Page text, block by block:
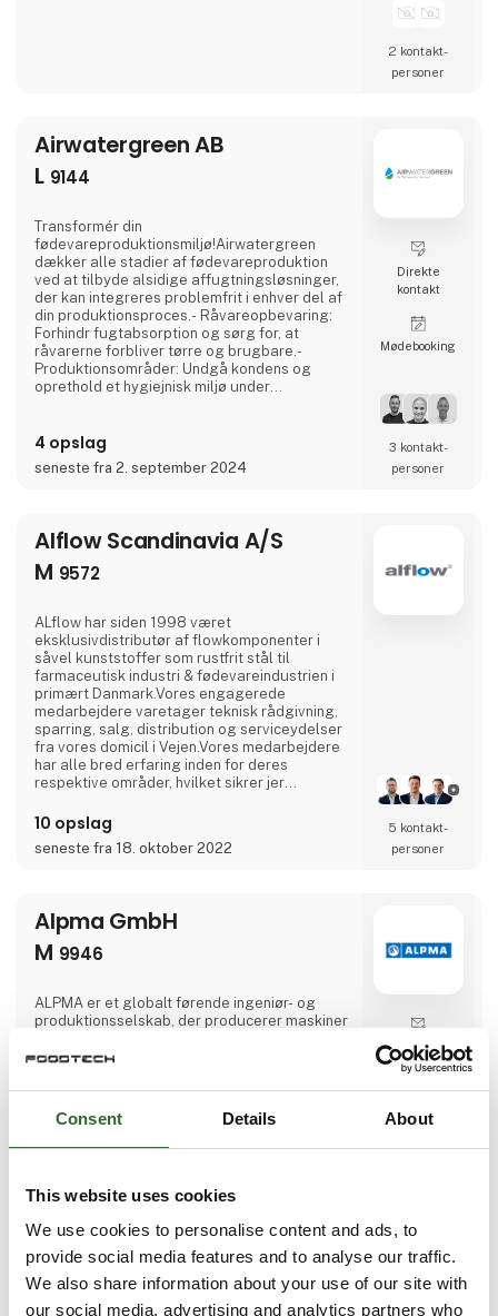
Consent Details About
This website uses cookies
We use cookies to personalise content and ads, to
provide social media features and to analyse our traffic.
We also share information about your use of our site with
our social media, advertising and analytics partners who
2 kontakt­
personer
Airwatergreen AB
L 9144
Transformér din
fødevareproduktionsmiljø!Airwatergreen
dækker alle stadier af fødevareproduktion
ved at tilbyde alsidige affugtningsløsninger,
der kan integreres problemfrit i enhver del af
din produktionsproces.- Råvareopbevaring:
Forhindr fugtabsorption og sørg for, at
råvarerne forbliver tørre og brugbare.-
Produktionsområder: Undgå kondens og
oprethold et hygiejnisk miljø under
emballagens integritet.- Opbevaring og
distribution: Sikr langvarig produktstabilitet
ved at kontrollere luftfugtigheden i
4 opslag
seneste fra 2. september 2024
Direkte
kontakt
Møde­booking
3 kontakt­
personer
Alflow Scandinavia A/S
M 9572
ALflow har siden 1998 været
eksklusivdistributør af flowkomponenter i
såvel kunststoffer som rustfrit stål til
farmaceutisk industri & fødevareindustrien i
primært Danmark.Vores engagerede
medarbejdere varetager teknisk rådgivning,
sparring, salg, distribution og serviceydelser
fra vores domicil i Vejen.Vores medarbejdere
har alle bred erfaring inden for deres
respektive områder, hvilket sikrer jer
rigtige udstyr til opgaven.Vi er leverandør af
en bred vifte af anerkendte brands, og vores
omfattende produktprogram består af
10 opslag
seneste fra 18. oktober 2022
5 kontakt­
personer
Alpma GmbH
M 9946
ALPMA er et globalt førende ingeniør- og
produktionsselskab, der producerer maskiner
fødevareindustrien. Vores divisioner af
emballeringsteknologi sætter benchmarks i
effektivitet og pålidelighed. Vi tilbyder vores
kunder og partnere, fra små og mellemstore
virksomheder op til store globale grupper, et
komplette systemløsninger.
1 opslag
seneste fra 23. oktober 2022
Direkte
kontakt
Møde­booking
Amixon GmbH Mixing